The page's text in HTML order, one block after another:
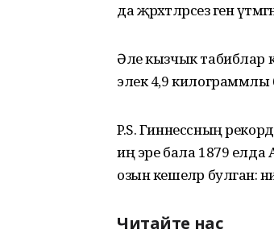
да җәрәхәтләрсез генә
Әле кызчык табиблар
элек 4,9 килограммлы
P.S. Гиннессның
иң эре бала 1879 елда
озын кешеләр булган:
Читайте нас